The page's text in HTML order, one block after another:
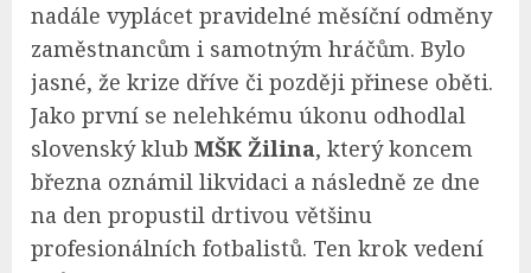
nadále vyplácet pravidelné měsíční odměny
zaměstnancům i samotným hráčům. Bylo
jasné, že krize dříve či později přinese oběti.
Jako první se nelehkému úkonu odhodlal
slovenský klub MŠK Žilina, který koncem
března oznámil likvidaci a následně ze dne
na den propustil drtivou většinu
profesionálních fotbalistů. Ten krok vedení